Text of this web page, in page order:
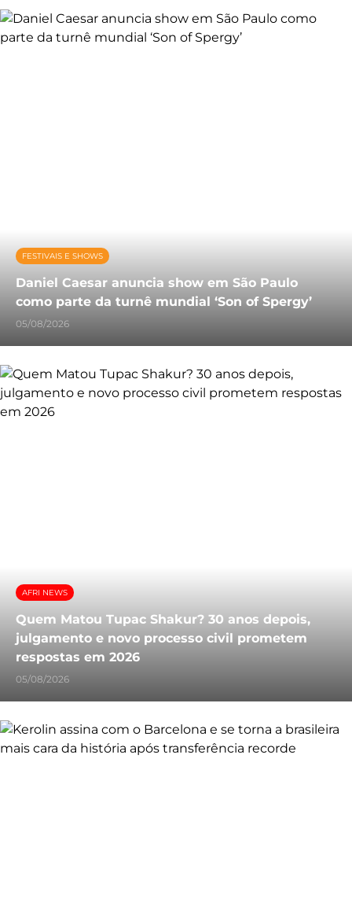
FESTIVAIS E SHOWS
Daniel Caesar anuncia show em São Paulo
como parte da turnê mundial ‘Son of Spergy’
05/08/2026
AFRI NEWS
Quem Matou Tupac Shakur? 30 anos depois,
julgamento e novo processo civil prometem
respostas em 2026
05/08/2026